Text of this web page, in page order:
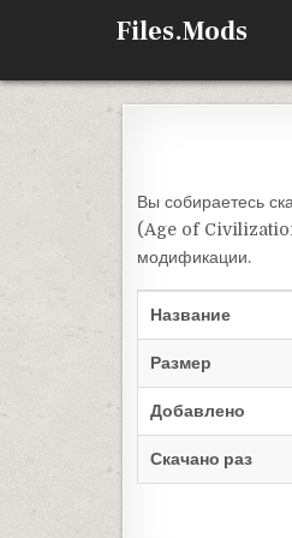
Files.Mods
Вы собираетесь
(Age of
модификации.
Название
Размер
Добавлено
Скачано раз